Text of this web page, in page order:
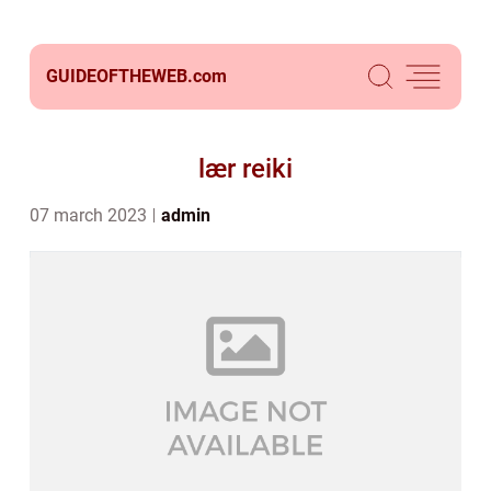
GUIDEOFTHEWEB.com
lær reiki
07 march 2023 admin